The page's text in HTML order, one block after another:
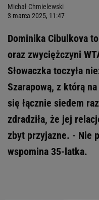
Michał Chmielewski
3 marca 2025, 11:47
Dominika Cibulkova
oraz zwyciężczyni
Słowaczka toczyła
Szarapową, z którą
się łącznie siedem
zdradziła, że jej
zbyt przyjazne. - Nie
wspomina 35-latka.